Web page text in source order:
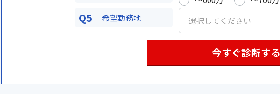
Q5 希望勤務地
今すぐ診断する